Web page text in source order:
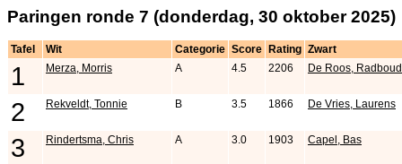
Paringen ronde 7 (donderdag, 30 oktober 2025)
Tafel Wit Categorie Score Rating Zwart
1 Merza, Morris A 4.5 2206 De Roos, Radboud
2 Rekveldt, Tonnie B 3.5 1866 De Vries, Laurens
3 Rindertsma, Chris A 3.0 1903 Capel, Bas